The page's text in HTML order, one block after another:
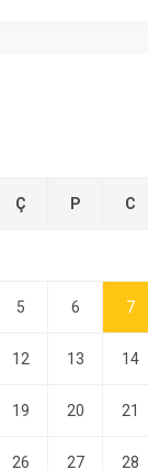
Ç P C
5 6 7
12 13 14
19 20 21
26 27 28